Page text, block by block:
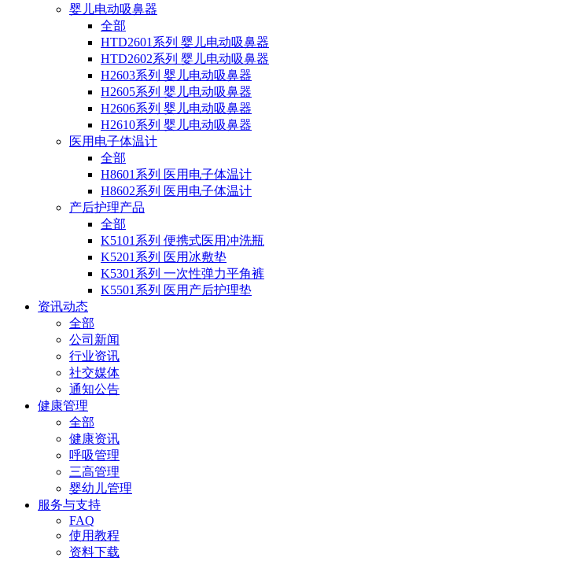
婴儿电动吸鼻器
全部
HTD2601系列 婴儿电动吸鼻器
HTD2602系列 婴儿电动吸鼻器
H2603系列 婴儿电动吸鼻器
H2605系列 婴儿电动吸鼻器
H2606系列 婴儿电动吸鼻器
H2610系列 婴儿电动吸鼻器
医用电子体温计
全部
H8601系列 医用电子体温计
H8602系列 医用电子体温计
产后护理产品
全部
K5101系列 便携式医用冲洗瓶
K5201系列 医用冰敷垫
K5301系列 一次性弹力平角裤
K5501系列 医用产后护理垫
资讯动态
全部
公司新闻
行业资讯
社交媒体
通知公告
健康管理
全部
健康资讯
呼吸管理
三高管理
婴幼儿管理
服务与支持
FAQ
使用教程
资料下载